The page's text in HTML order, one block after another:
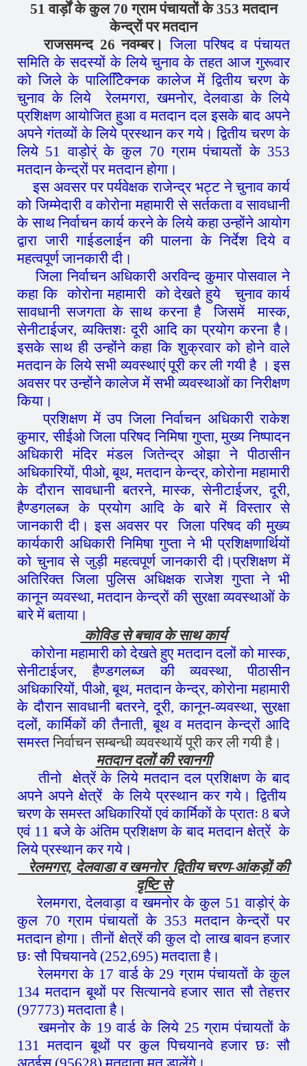
51 वार्ड़ों के कुल 70 ग्राम पंचायतों के 353 मतदान
केन्द्रों पर मतदान
राजसमन्द 26 नवम्बर।जिला परिषद व पंचायत
समिति के सदस्यों के लिये चुनाव के तहत आज गुरूवार
को जिले के पालिटेििक्नक कालेज में द्वितीय चरण के
चुनाव के लिये रेलमगरा, खमनोर, देलवाडा के लिये
प्रशिक्षण आयोजित हुआ व मतदान दल इसके बाद अपने
अपने गंतव्यों के लिये प्रस्थान कर गये। द्वितीय चरण के
लिये 51 वाड़ोर्ं के कुल 70 ग्राम पंचायतों के 353
मतदान केन्द्रों पर मतदान होगा।
इस अवसर पर पर्यवेक्षक राजेन्द्र भट्ट ने चुनाव कार्य
को जिम्मेदारी व कोरोना महामारी से सर्तकता व सावधानी
के साथ निर्वाचन कार्य करने के लिये कहा उन्होंने आयोग
द्वारा जारी गाईडलाईन की पालना के निर्देश दिये व
महत्वपूर्ण जानकारी दी।
जिला निर्वाचन अधिकारी अरविन्द कुमार पोसवाल ने
कहा कि कोरोना महामारी को देखते हुये चुनाव कार्य
सावधानी सजगता के साथ करना है जिसमें मास्क,
सेनीटाईजर, व्यक्तिशः दूरी आदि का प्रयोग करना है।
इसके साथ ही उन्होंने कहा कि शुक्रवार को होने वाले
मतदान के लिये सभी व्यवस्थाएं पूरी कर ली गयी है । इस
अवसर पर उन्होंने कालेज में सभी व्यवस्थाओं का निरीक्षण
किया।
प्रशिक्षण में उप जिला निर्वाचन अधिकारी राकेश
कुमार, सीईओ जिला परिषद निमिषा गुप्ता, मुख्य निष्पादन
अधिकारी मंदिर मंडल जितेन्द्र ओझा ने पीठासीन
अधिकारियों, पीओ, बूथ, मतदान केन्द्र, कोरोना महामारी
के दौरान सावधानी बतरने, मास्क, सेनीटाईजर, दूरी,
हैण्डगलब्ज के प्रयोग आदि के बारे में विस्तार से
जानकारी दी। इस अवसर पर जिला परिषद की मुख्य
कार्यकारी अधिकारी निमिषा गुप्ता ने भी प्रशिक्षणार्थियों
को चुनाव से जुड़ी महत्वपूर्ण जानकारी दी।प्रशिक्षण में
अतिरिक्त जिला पुलिस अधिक्षक राजेश गुप्ता ने भी
कानून व्यवस्था, मतदान केन्द्रों की सुरक्षा व्यवस्थाओं के
बारे में बताया।
कोविड से बचाव के साथ कार्य
कोरोना महामारी को देखते हुए मतदान दलों को मास्क,
सेनीटाईजर, हैण्डगलब्ज की व्यवस्था, पीठासीन
अधिकारियों, पीओ, बूथ, मतदान केन्द्र, कोरोना महामारी
के दौरान सावधानी बतरने, दूरी, कानून-व्यवस्था, सुरक्षा
दलों, कार्मिकों की तैनाती, बूथ व मतदान केन्द्रों आदि
समस्तनिर्वाचन सम्बन्धी व्यवस्थायें पूरी कर ली गयी है।
मतदान दलों की रवानगी
तीनो क्षेत्रें के लिये मतदान दल प्रशिक्षण के बाद
अपने अपने क्षेत्रें के लिये प्रस्थान कर गये। द्वितीय
चरण के समस्त अधिकारियों एवं कार्मिकों के प्रातः 8 बजे
एवं 11 बजे के अंतिम प्रशिक्षण के बाद मतदान क्षेत्रें के
लिये प्रस्थान कर गये।
रेलमगरा, देलवाडा व खमनोर द्वितीय चरण-आंकड़ों की
दृष्टि से
रेलमगरा, देलवाड़ा व खमनोर के कुल 51 वाड़ोर्ं के
कुल 70 ग्राम पंचायतों के 353 मतदान केन्द्रों पर
मतदान होगा। तीनों क्षेत्रें की कुल दो लाख बावन हजार
छः सौ पिचयानवे (252,695) मतदाता है।
रेलमगरा के 17 वार्ड के 29 ग्राम पंचायतों के कुल
134 मतदान बूथों पर सित्यानवे हजार सात सौ तेहत्तर
(97773) मतदाता है।
खमनोर के 19 वार्ड के लिये 25 ग्राम पंचायतों के
131 मतदान बूथों पर कुल पिचयानवे हजार छः सौ